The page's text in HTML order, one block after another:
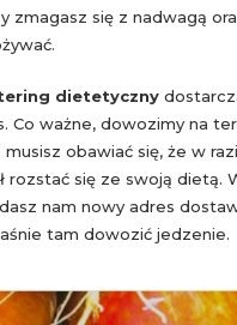
zmagasz się z nadwagą
dietetyczny
Co ważne, dowozimy na
obawiać się, że w
rozstać się ze swoją dietą.
nam nowy adres
tam dowozić jedzenie.